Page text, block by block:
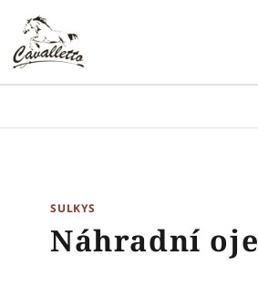
SULKYS
Náhradní oje